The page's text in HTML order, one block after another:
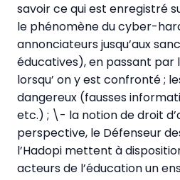
savoir ce qui est enregistré
le phénomène du cyber-
annonciateurs jusqu’aux
éducatives), en passant par
lorsqu’ on y est confronté ;
dangereux (fausses
etc.) ; \- la notion de droit
perspective, le Défenseur
l’Hadopi mettent à
acteurs de l’éducation un